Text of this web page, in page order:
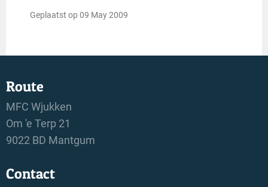
Geplaatst op 09 May 2009
Route
MFC Wjukken
Om 'e Terp 21
9022 BD Mantgum
Contact